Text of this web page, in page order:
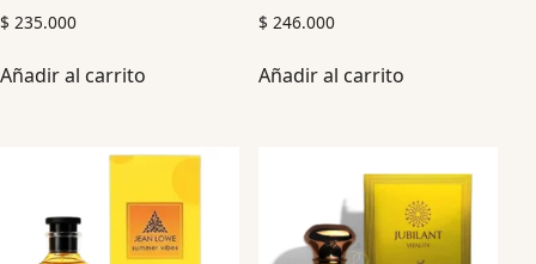
$ 235.000
Añadir al carrito
$ 246.000
Añadir al carrito